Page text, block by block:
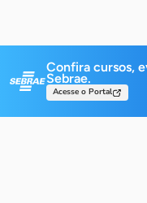
Confira cursos,
Sebrae.
Acesse o Portal